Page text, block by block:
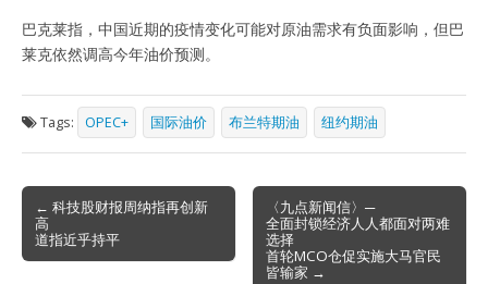
巴克莱指，中国近期的疫情变化可能对原油需求有负面影响，但巴
莱克依然调高今年油价预测。
Tags: OPEC+ 国际油价 布兰特期油 纽约期油
Post
navigation
← 科技股财报周纳指再创新
高
道指近乎持平
〈九点新闻信〉─
全面封锁经济人人都面对两难
选择
首轮MCO仓促实施大马官民
皆输家 →